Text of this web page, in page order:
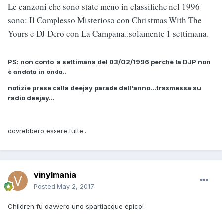
Le canzoni che sono state meno in classifiche nel 1996
sono: Il Complesso Misterioso con Christmas With The
Yours e DJ Dero con La Campana..solamente 1 settimana.
PS: non conto la settimana del 03/02/1996 perchè la DJP non
è andata in onda..
notizie prese dalla deejay parade dell'anno...trasmessa su
radio deejay...
dovrebbero essere tutte...
vinylmania
Posted May 2, 2017
Children fu davvero uno spartiacque epico!